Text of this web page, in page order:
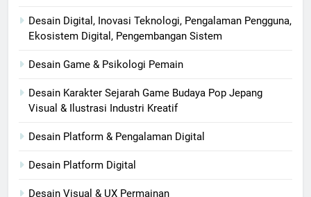
Desain Digital, Inovasi Teknologi, Pengalaman Pengguna,
Ekosistem Digital, Pengembangan Sistem
Desain Game & Psikologi Pemain
Desain Karakter Sejarah Game Budaya Pop Jepang
Visual & Ilustrasi Industri Kreatif
Desain Platform & Pengalaman Digital
Desain Platform Digital
Desain Visual & UX Permainan